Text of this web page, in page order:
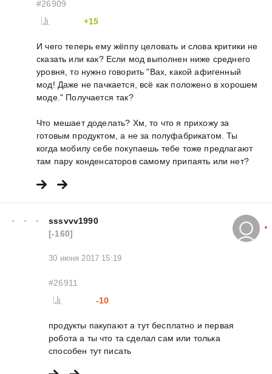
#26909
+15
И чего теперь ему жёппу целовать и слова критики не
сказать или как? Если мод выполнен ниже среднего
уровня, то нужно говорить "Вах, какой афигенный
мод! Даже не пачкается, всё как положено в хорошем
моде." Получается так?
Что мешает доделать? Хм, то что я прихожу за
готовым продуктом, а не за полуфабрикатом. Ты
когда мобилу себе покупаешь тебе тоже предлагают
там пару конденсаторов самому припаять или нет?
sssvvv1990
[-160]
30 июня 2017 15:19
#26911
-10
продукты пакупают а тут бесплатно и первая
робота а ты что та сделал сам или толька
способен тут писать